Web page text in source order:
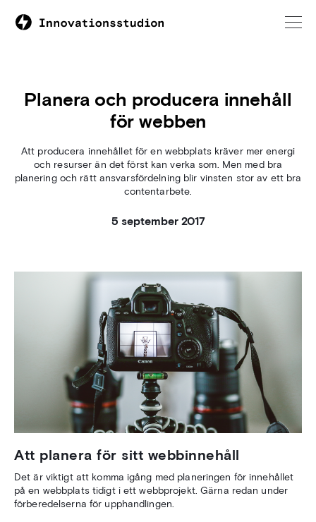
Planera och producera innehåll
för webben
Att producera innehållet för en webbplats kräver mer energi
och resurser än det först kan verka som. Men med bra
planering och rätt ansvarsfördelning blir vinsten stor av ett bra
contentarbete.
5 september 2017
Att planera för sitt webbinnehåll
Det är viktigt att komma igång med planeringen för innehållet
på en webbplats tidigt i ett webbprojekt. Gärna redan under
förberedelserna för upphandlingen.